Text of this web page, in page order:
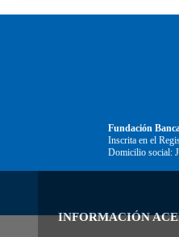
INFORMACIÓN
Fundación
Inscrita en el
Domicilio social: